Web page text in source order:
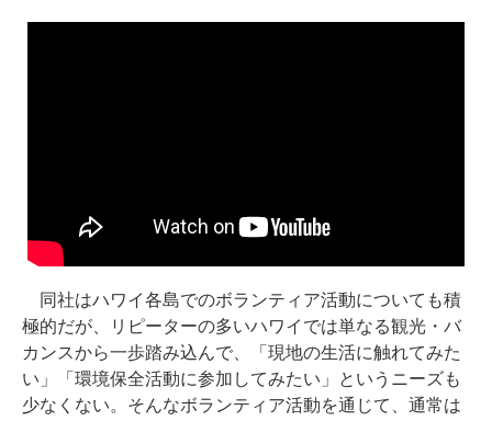
同社はハワイ各島でのボランティア活動についても積
極的だが、リピーターの多いハワイでは単なる観光・バ
カンスから一歩踏み込んで、「現地の生活に触れてみた
い」「環境保全活動に参加してみたい」というニーズも
少なくない。そんなボランティア活動を通じて、通常は